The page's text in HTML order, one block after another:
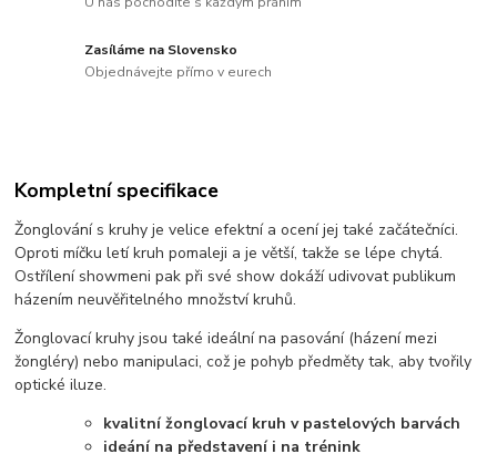
Zasíláme na Slovensko
Objednávejte přímo v eurech
Kompletní specifikace
Žonglování s kruhy je velice efektní a ocení jej také začátečníci.
Oproti míčku letí kruh pomaleji a je větší, takže se lépe chytá.
Ostřílení showmeni pak při své show dokáží udivovat publikum
házením neuvěřitelného množství kruhů.
Žonglovací kruhy jsou také ideální na pasování (házení mezi
žongléry) nebo manipulaci, což je pohyb předměty tak, aby tvořily
optické iluze.
kvalitní žonglovací kruh v pastelových barvách
ideání na představení i na trénink